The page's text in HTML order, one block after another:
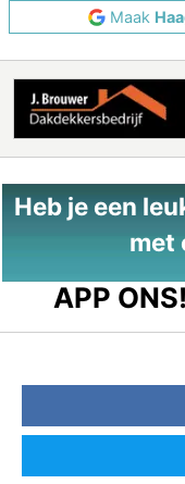
Maak
Heb je een
met
APP ONS!